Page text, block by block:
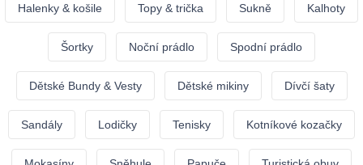
Halenky & košile Topy & trička Sukně Kalhoty
Šortky Noční prádlo Spodní prádlo
Dětské Bundy & Vesty Dětské mikiny Dívčí šaty
Sandály Lodičky Tenisky Kotníkové kozačky